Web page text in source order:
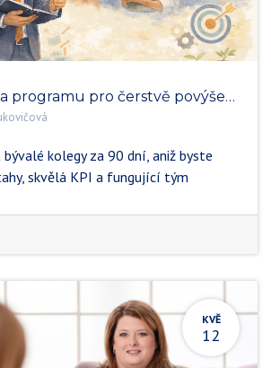
1:1 Ochutnávka programu pro čerstvě povýšené lídry
bývalé kolegy za 90 dní, aniž byste
skvělá KPI a fungující tým
KVĚ
12